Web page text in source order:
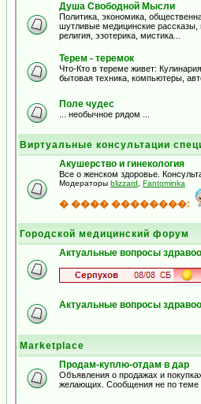
Душа Свободной Мысли
Политика, экономика,
шутливые медицинские рассказы,
религия, эзотерика, мистика...
Терем - теремок
Что-Кто в тереме живет:
бытовая техника, компьютеры,
Поле чудес
... необычное рядом ...
Виртуальные консультации
Акушерство и гинекология
Все о женском здоровье.
Модераторы blizzard Fantominka
� ���� ��������:
Городской медицинский форум
Актуальные вопросы
Актуальные вопросы
Marketplace
Продам-куплю-отдам в дар
Объявления о продажах и
желающих. Сообщения не по теме